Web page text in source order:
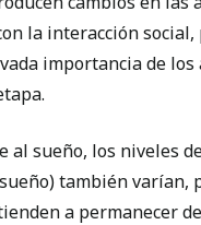
la interacción
importancia de los
al sueño, los niveles
también varían,
a permanecer